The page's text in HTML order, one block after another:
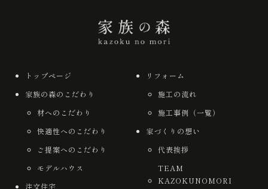
トップページ
家族の森のこだわり
材へのこだわり
快適性へのこだわり
ご提案へのこだわり
モデルハウス
注文住宅
リフォーム
施工の流れ
施工事例（一覧）
家づくりの想い
代表挨拶
TEAM
KAZOKUNOMORI